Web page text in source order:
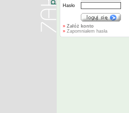
Hasło
» Załóż konto
» Zapomniałem hasła